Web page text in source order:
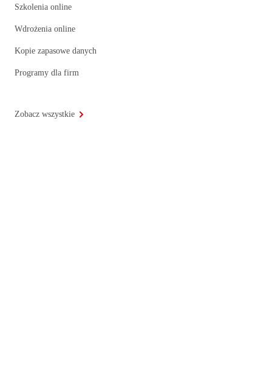
Szkolenia online
Wdrożenia online
Kopie zapasowe danych
Programy dla firm
Zobacz wszystkie